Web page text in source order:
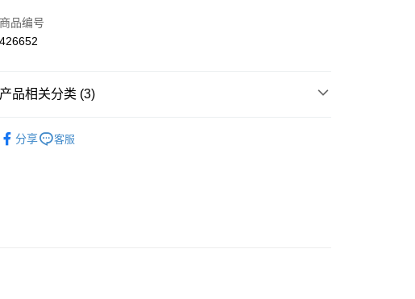
信用卡
运送方式
付款後順豐自助櫃
商品编号
426652
产品相关分类 (3)
分享 客服